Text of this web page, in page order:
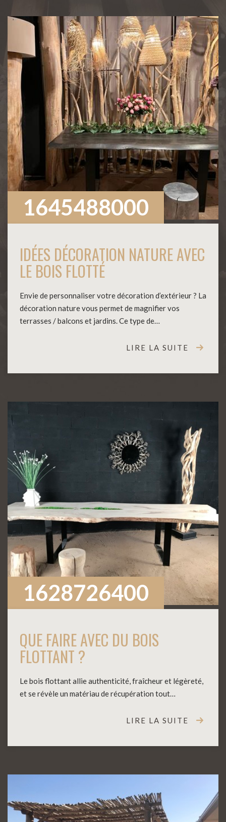
1645488000
IDÉES DÉCORATION NATURE AVEC
LE BOIS FLOTTÉ
Envie de personnaliser votre décoration d’extérieur ? La
décoration nature vous permet de magnifier vos
terrasses / balcons et jardins. Ce type de…
LIRE LA SUITE
1628726400
QUE FAIRE AVEC DU BOIS
FLOTTANT ?
Le bois flottant allie authenticité, fraîcheur et légèreté,
et se révèle un matériau de récupération tout…
LIRE LA SUITE